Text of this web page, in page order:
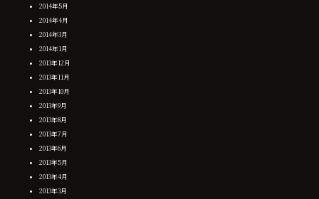
2014年5月
2014年4月
2014年3月
2014年1月
2013年12月
2013年11月
2013年10月
2013年9月
2013年8月
2013年7月
2013年6月
2013年5月
2013年4月
2013年3月